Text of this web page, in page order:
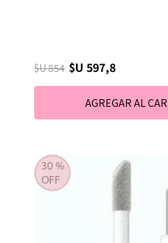
$U 854 $U 597,8